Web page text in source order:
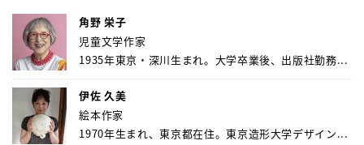
角野 栄子
児童文学作家
1935年東京・深川生まれ。大学卒業後、出版社勤務...
伊佐 久美
絵本作家
1970年生まれ、東京都在住。東京造形大学デザイン...